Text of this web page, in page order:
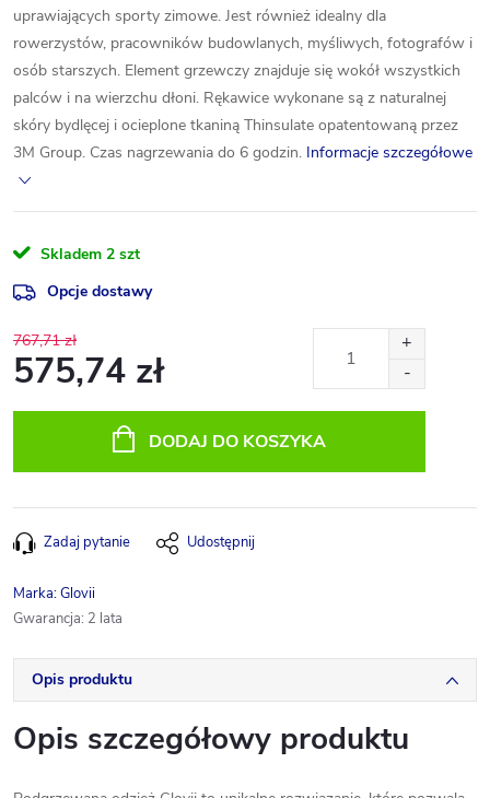
uprawiających sporty zimowe. Jest również idealny dla
rowerzystów, pracowników budowlanych, myśliwych, fotografów i
osób starszych. Element grzewczy znajduje się wokół wszystkich
palców i na wierzchu dłoni. Rękawice wykonane są z naturalnej
skóry bydlęcej i ocieplone tkaniną Thinsulate opatentowaną przez
3M Group. Czas nagrzewania do 6 godzin. Informacje szczegółowe
Skladem 2 szt
Opcje dostawy
767,71 zł
575,74 zł
DODAJ DO KOSZYKA
Zadaj pytanie Udostępnij
Marka:Glovii
Gwarancja: 2 lata
Opis produktu
Opis szczegółowy produktu